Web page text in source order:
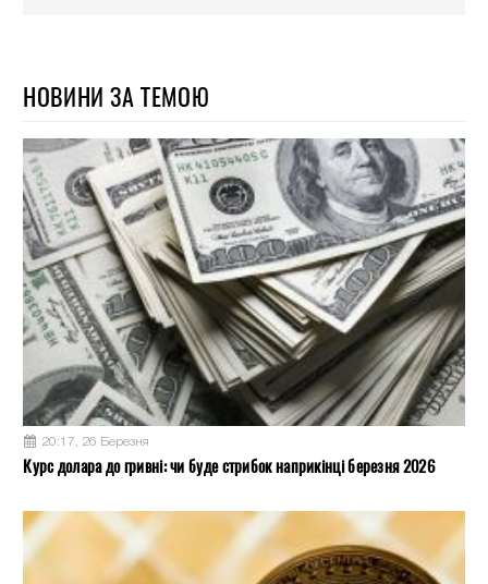
НОВИНИ ЗА ТЕМОЮ
20:17, 26 Березня
Курс долара до гривні: чи буде стрибок наприкінці березня 2026